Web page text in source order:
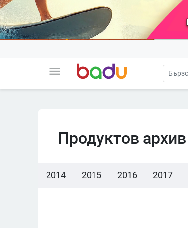
menu
Продуктов архив
2014 2015 2016 2017